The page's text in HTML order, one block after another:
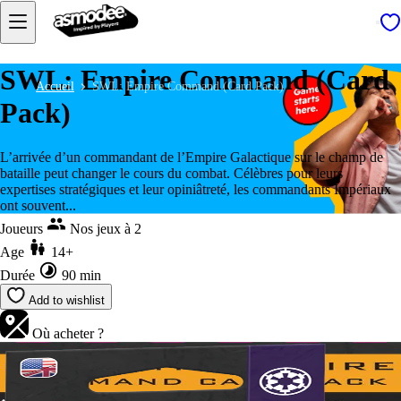
Accueil SWL: Empire Command (Card Pack)
SWL: Empire Command (Card
Pack)
L’arrivée d’un commandant de l’Empire Galactique sur le champ de
bataille peut changer le cours du combat. Célèbres pour leurs
expertises stratégiques et leur opiniâtreté, les commandants Impériaux
ont souvent...
Joueurs
Nos jeux à 2
Age
14+
Durée
90 min
Add to wishlist
Où acheter ?